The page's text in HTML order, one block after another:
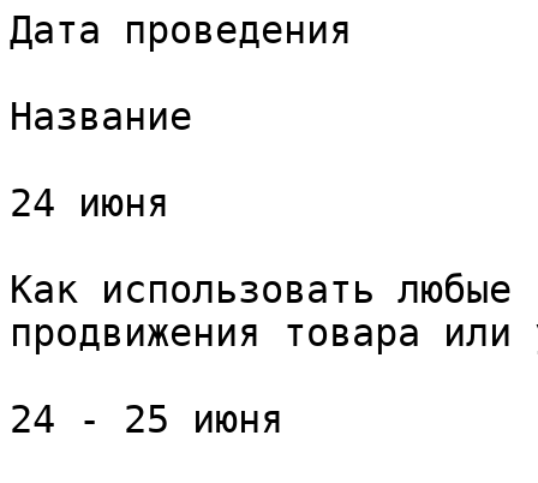
Дата проведения
Название
24 июня
Как использовать
продвижения товара или
24 - 25 июня